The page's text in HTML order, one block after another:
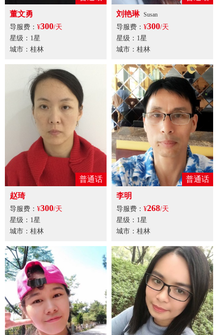
董文勇
导服费： ¥300/天
星级：1星
城市：桂林
刘艳琳 Susan
导服费： ¥300/天
星级：1星
城市：桂林
普通话
赵琦
导服费： ¥300/天
星级：1星
城市：桂林
普通话
李明
导服费： ¥268/天
星级：1星
城市：桂林